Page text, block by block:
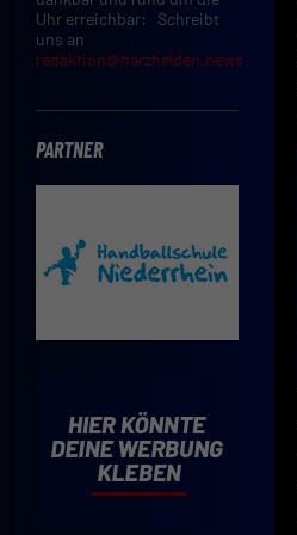
Uhr erreichbar: Schreibt
uns an
redaktion@harzhelden.news
PARTNER